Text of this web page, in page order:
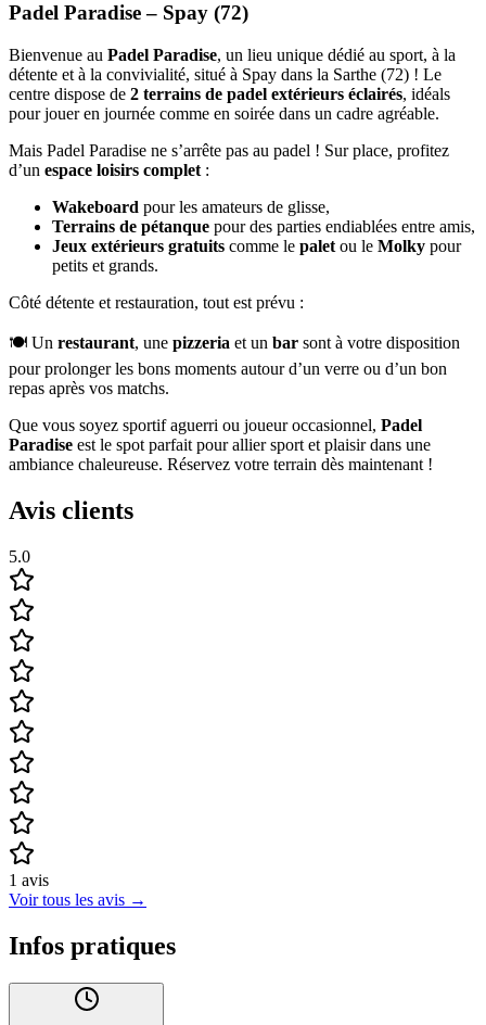
Padel Paradise – Spay (72)
Bienvenue au Padel Paradise, un lieu unique dédié au sport, à la
détente et à la convivialité, situé à Spay dans la Sarthe (72) ! Le
centre dispose de 2 terrains de padel extérieurs éclairés, idéals
pour jouer en journée comme en soirée dans un cadre agréable.
Mais Padel Paradise ne s’arrête pas au padel ! Sur place, profitez
d’un espace loisirs complet :
Wakeboard pour les amateurs de glisse,
Terrains de pétanque pour des parties endiablées entre amis,
Jeux extérieurs gratuits comme le palet ou le Molky pour
petits et grands.
Côté détente et restauration, tout est prévu :
🍽️ Un restaurant, une pizzeria et un bar sont à votre disposition
pour prolonger les bons moments autour d’un verre ou d’un bon
repas après vos matchs.
Que vous soyez sportif aguerri ou joueur occasionnel, Padel
Paradise est le spot parfait pour allier sport et plaisir dans une
ambiance chaleureuse. Réservez votre terrain dès maintenant !
Avis clients
5.0
1 avis
Voir tous les avis →
Infos pratiques